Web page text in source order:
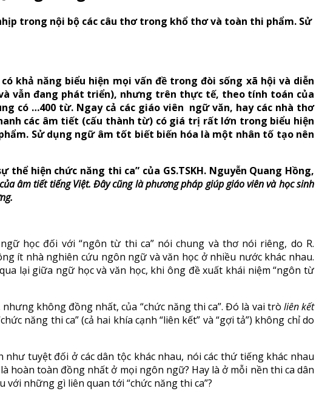
trong nội bộ các câu thơ trong khổ thơ và toàn thi phẩm. Sử
khả năng biểu hiện mọi vấn đề trong đòi sống xã hội và diễn
vẫn đang phát triển), nhưng trên thực tế, theo tính toán của
có …400 từ. Ngay cả các giáo viên ngữ văn, hay các nhà thơ
các âm tiết (cấu thành từ) có giá trị rất lớn trong biểu hiện
Sử dụng ngữ âm tốt biết biến hóa là một nhân tố tạo nên
hiện chức năng thi ca” của GS.TSKH. Nguyễn Quang Hồng,
âm tiết tiếng Việt. Đây cũng là phương pháp giúp giáo viên và học sinh
học đối với “ngôn từ thi ca” nói chung và thơ nói riêng, do R.
ít nhà nghiên cứu ngôn ngữ và văn học ở nhiều nước khác nhau.
lại giữa ngữ học và văn học, khi ông đề xuất khái niệm “ngôn từ
không đồng nhất, của “chức năng thi ca”. Đó là vai trò liên kết
năng thi ca” (cả hai khía cạnh “liên kết” và “gợi tả”) không chỉ do
tuyệt đối ở các dân tộc khác nhau, nói các thứ tiếng khác nhau
toàn đồng nhất ở mọi ngôn ngữ? Hay là ở mỗi nền thi ca dân
những gì liên quan tới “chức năng thi ca”?